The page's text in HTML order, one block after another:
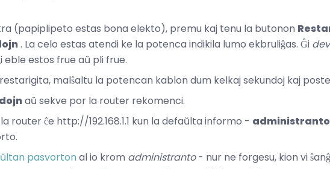
(papiplipeto estas bona elekto), premu kaj tenu la butonon
. La celo estas atendi ke la potenca indikila lumo ekbruliĝas. Ĝi
eble estos frue aŭ pli frue.
malŝaltu la potencan kablon dum kelkaj sekundoj kaj
aŭ sekve por la router rekomenci.
router ĉe http://192.168.1.1 kun la defaŭlta informo - administranto
pasvortonal io krom administranto- nur ne forgesu, kion vi